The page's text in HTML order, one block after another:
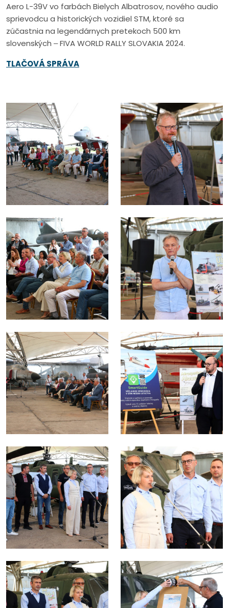
Aero L-39V vo farbách Bielych Albatrosov, nového audio
sprievodcu a historických vozidiel STM, ktoré sa
zúčastnia na legendárnych pretekoch 500 km
slovenských ‒ FIVA WORLD RALLY SLOVAKIA 2024.
TLAČOVÁ SPRÁVA